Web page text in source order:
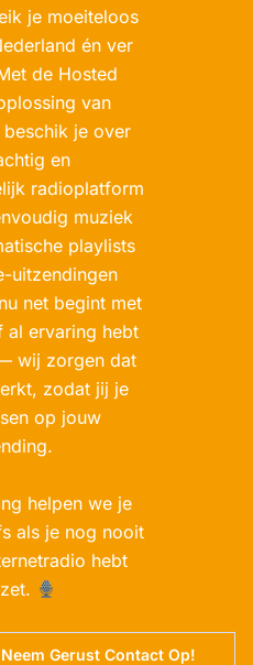
je moeiteloos
én ver
de Hosted
van
je over
en
radioplatform
muziek
playlists
uitzendingen
net begint met
al ervaring hebt
wij zorgen dat
zodat jij je
op jouw
helpen we je
als je nog nooit
hebt
Gerust Contact Op!